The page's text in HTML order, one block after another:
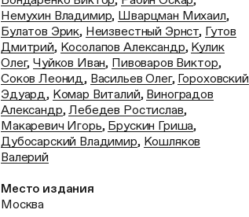
Немухин Владимир, Шварцман Михаил,
Булатов Эрик, Неизвестный Эрнст, Гутов
Дмитрий, Косолапов Александр, Кулик
Олег,Чуйков Иван, Пивоваров Виктор,
Соков Леонид, Васильев Олег, Гороховский
Эдуард, Комар Виталий, Виноградов
Александр,Лебедев Ростислав,
Макаревич Игорь, Брускин Гриша,
Дубосарский Владимир, Кошляков
Валерий
Место издания
Москва